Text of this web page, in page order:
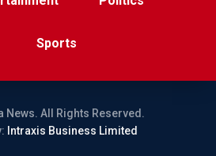
Sports
News. All Rights Reserved.
Intraxis Business Limited